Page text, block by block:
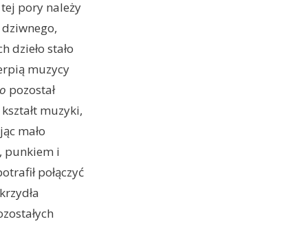
pory należy
dzieło stało
muzycy
pozostał
muzyki,
mało
punkiem i
połączyć